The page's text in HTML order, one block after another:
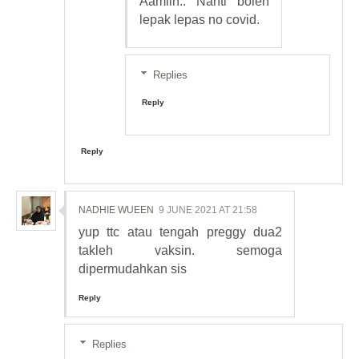
lepak lepas no covid.
Replies
Reply
Reply
NADHIE WUEEN 9 JUNE 2021 AT 21:58
yup ttc atau tengah preggy dua2
takleh vaksin. semoga
dipermudahkan sis
Reply
Replies